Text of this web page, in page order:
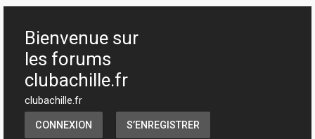
h
Bienvenue sur
les forums
clubachille.fr
clubachille.fr
CONNEXION S’ENREGISTRER